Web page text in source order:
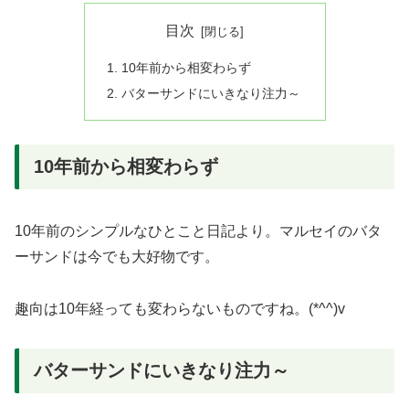
目次
10年前から相変わらず
バターサンドにいきなり注力～
10年前から相変わらず
10年前のシンプルなひとこと日記より。マルセイのバタ
ーサンドは今でも大好物です。
趣向は10年経っても変わらないものですね。(*^^)v
バターサンドにいきなり注力～